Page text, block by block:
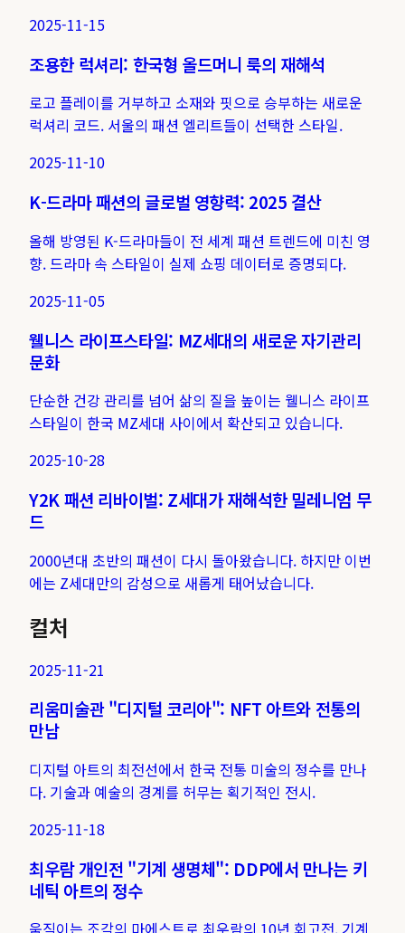
2025-11-15
조용한 럭셔리: 한국형 올드머니 룩의 재해석
로고 플레이를 거부하고 소재와 핏으로 승부하는 새로운
럭셔리 코드. 서울의 패션 엘리트들이 선택한 스타일.
2025-11-10
K-드라마 패션의 글로벌 영향력: 2025 결산
올해 방영된 K-드라마들이 전 세계 패션 트렌드에 미친 영
향. 드라마 속 스타일이 실제 쇼핑 데이터로 증명되다.
2025-11-05
웰니스 라이프스타일: MZ세대의 새로운 자기관리
문화
단순한 건강 관리를 넘어 삶의 질을 높이는 웰니스 라이프
스타일이 한국 MZ세대 사이에서 확산되고 있습니다.
2025-10-28
Y2K 패션 리바이벌: Z세대가 재해석한 밀레니엄 무
드
2000년대 초반의 패션이 다시 돌아왔습니다. 하지만 이번
에는 Z세대만의 감성으로 새롭게 태어났습니다.
컬처
2025-11-21
리움미술관 "디지털 코리아": NFT 아트와 전통의
만남
디지털 아트의 최전선에서 한국 전통 미술의 정수를 만나
다. 기술과 예술의 경계를 허무는 획기적인 전시.
2025-11-18
최우람 개인전 "기계 생명체": DDP에서 만나는 키
네틱 아트의 정수